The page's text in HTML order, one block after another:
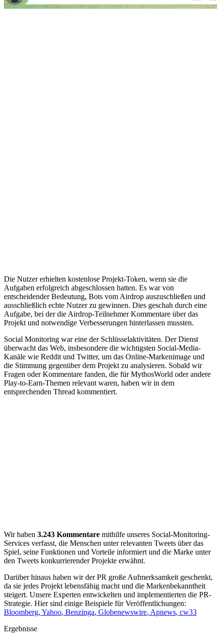
Die Nutzer erhielten kostenlose Projekt-Token, wenn sie die
Aufgaben erfolgreich abgeschlossen hatten. Es war von
entscheidender Bedeutung, Bots vom Airdrop auszuschließen und
ausschließlich echte Nutzer zu gewinnen. Dies geschah durch eine
Aufgabe, bei der die Airdrop-Teilnehmer Kommentare über das
Projekt und notwendige Verbesserungen hinterlassen mussten.
Social Monitoring war eine der Schlüsselaktivitäten. Der Dienst
überwacht das Web, insbesondere die wichtigsten Social-Media-
Kanäle wie Reddit und Twitter, um das Online-Markenimage und
die Stimmung gegenüber dem Projekt zu analysieren. Sobald wir
Fragen oder Kommentare fanden, die für MythosWorld oder andere
Play-to-Earn-Themen relevant waren, haben wir in dem
entsprechenden Thread kommentiert.
Wir haben 3.243 Kommentare mithilfe unseres Social-Monitoring-
Services verfasst, die Menschen unter relevanten Tweets über das
Spiel, seine Funktionen und Vorteile informiert und die Marke unter
den Tweets konkurrierender Projekte erwähnt.
Darüber hinaus haben wir der PR große Aufmerksamkeit geschenkt,
da sie jedes Projekt lebensfähig macht und die Markenbekanntheit
steigert. Unsere Experten entwickelten und implementierten die PR-
Strategie. Hier sind einige Beispiele für Veröffentlichungen:
Bloomberg, Yahoo, Benzinga, Globenewswire, Apnews, cw33
Ergebnisse